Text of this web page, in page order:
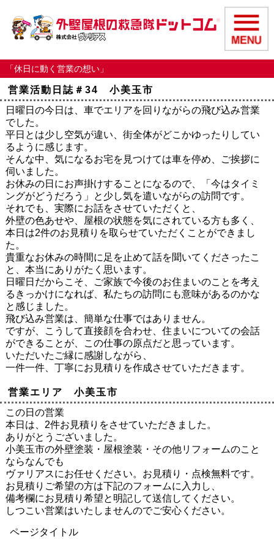
「休日に動く営業の想い」
営業活動日誌＃34 小美玉市
日曜日の今日は、車でエリアを回りながらの飛び込み営業
でした。
平日とは少し空気が違い、街全体がどこかゆったりしてい
るように感じます。
そんな中、気になるお宅を見つけては車を停め、ご挨拶に
伺いました。
お休みの日にお声掛けすることになるので、「今はタイミ
ングがどうだろう」と少し気を遣いながらの訪問です。
それでも、実際にお話をさせていただくと、
外壁の色あせや、屋根の状態を気にされている方も多く、
本日は2件のお見積りを取らせていただくことができまし
た。
貴重なお休みの時間に足を止めて話を聞いてくださったこ
と、本当にありがたく思います。
日曜日だからこそ、ご家族で今後のお住まいのことを考え
るきっかけになれば、私たちの訪問にも意味があるのかな
と感じました。
飛び込み営業は、簡単な仕事ではありません。
ですが、こうして直接顔を合わせ、住まいについての会話
ができることが、この仕事の原点だと思っています。
いただいたご縁に感謝しながら、
一件一件、丁寧にお見積りを作成させていただきます。
営業エリア 小美玉市
この日の営業
本日は、2件お見積りをさせていただきました。
ありがとうございました。
小美玉市の外壁塗装・屋根塗装・その他リフォームのこと
ならなんでも
ヴァリアスにお任せください。お見積り・点検無料です。
お見積りご希望の方は下記のフォームに入力し、
備考欄にお見積り希望と明記して送信してください。
しつこい営業はいたしませんのでご安心ください。
ページタイトル